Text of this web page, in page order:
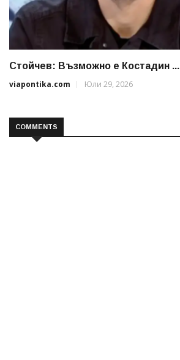
Стойчев: Възможно е Костадин ...
viapontika.com
Юли 29, 2026
COMMENTS